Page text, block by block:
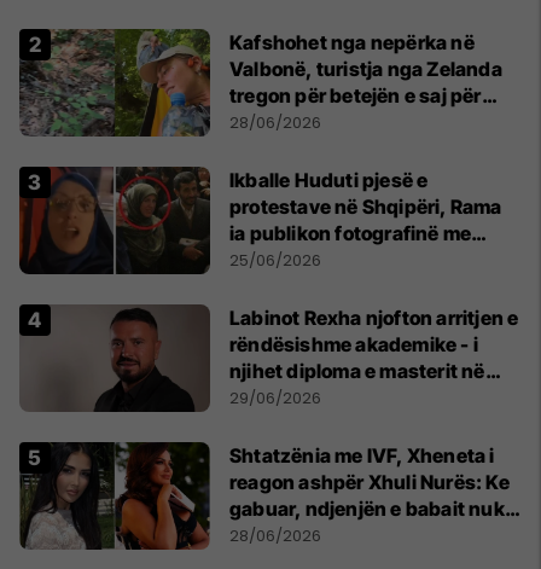
Kafshohet nga nepërka në
Valbonë, turistja nga Zelanda
tregon për betejën e saj për
mbijetesë
28/06/2026
Ikballe Huduti pjesë e
protestave në Shqipëri, Rama
ia publikon fotografinë me
Ahmadinejadin e Iranit
25/06/2026
Labinot Rexha njofton arritjen e
rëndësishme akademike - i
njihet diploma e masterit në
Psikologji në Zvicër
29/06/2026
Shtatzënia me IVF, Xheneta i
reagon ashpër Xhuli Nurës: Ke
gabuar, ndjenjën e babait nuk
mund t'ia plotësosh kurrë
28/06/2026